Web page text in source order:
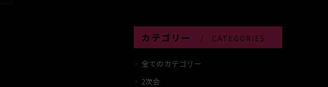
カテゴリー CATEGORIES
全てのカテゴリー
2次会